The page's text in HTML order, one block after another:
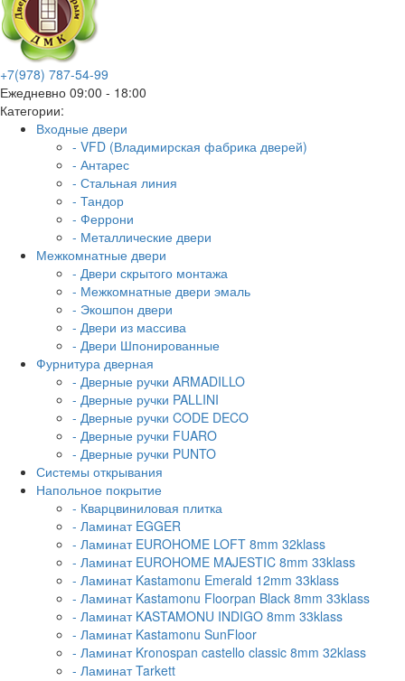
+7(978) 787-54-99
Ежедневно 09:00 - 18:00
Категории:
Входные двери
- VFD (Владимирская фабрика дверей)
- Антарес
- Стальная линия
- Тандор
- Феррони
- Металлические двери
Межкомнатные двери
- Двери скрытого монтажа
- Межкомнатные двери эмаль
- Экошпон двери
- Двери из массива
- Двери Шпонированные
Фурнитура дверная
- Дверные ручки ARMADILLO
- Дверные ручки PALLINI
- Дверные ручки CODE DECO
- Дверные ручки FUARO
- Дверные ручки PUNTO
Системы открывания
Напольное покрытие
- Кварцвиниловая плитка
- Ламинат EGGER
- Ламинат EUROHOME LOFT 8mm 32klass
- Ламинат EUROHOME MAJESTIC 8mm 33klass
- Ламинат Kastamonu Emerald 12mm 33klass
- Ламинат Kastamonu Floorpan Black 8mm 33klass
- Ламинат KASTAMONU INDIGO 8mm 33klass
- Ламинат Kastamonu SunFloor
- Ламинат Kronospan castello classic 8mm 32klass
- Ламинат Tarkett